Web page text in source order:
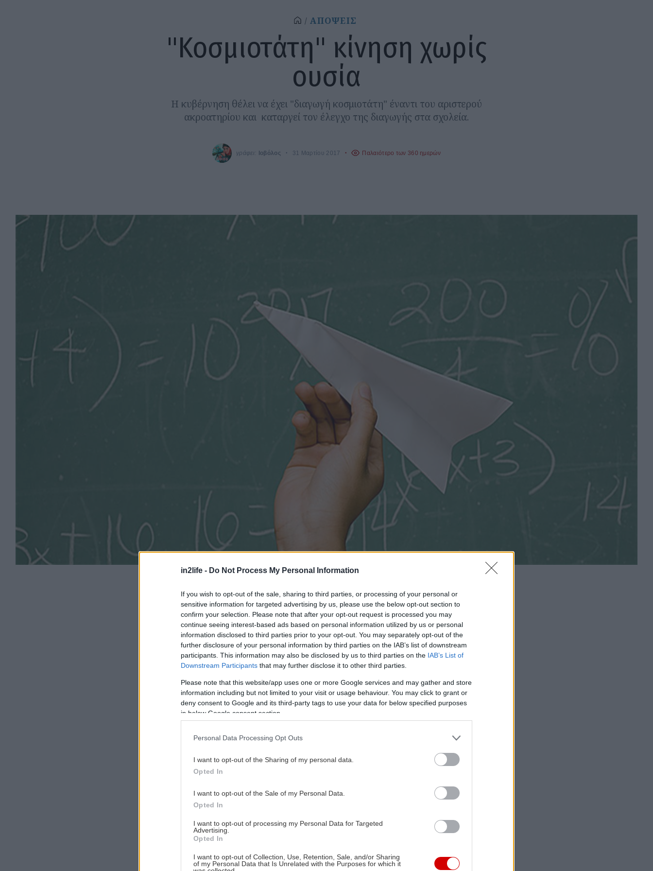
in2life - Do Not Process My Personal Information
If you wish to opt-out of the sale, sharing to third parties, or processing of your personal or
sensitive information for targeted advertising by us, please use the below opt-out section to
confirm your selection. Please note that after your opt-out request is processed you may
continue seeing interest-based ads based on personal information utilized by us or personal
information disclosed to third parties prior to your opt-out. You may separately opt-out of the
further disclosure of your personal information by third parties on the IAB’s list of downstream
participants. This information may also be disclosed by us to third parties on the IAB’s List of
Downstream Participants that may further disclose it to other third parties.
Please note that this website/app uses one or more Google services and may gather and store
information including but not limited to your visit or usage behaviour. You may click to grant or
deny consent to Google and its third-party tags to use your data for below specified purposes
in below Google consent section.
Personal Data Processing Opt Outs
I want to opt-out of the Sharing of my personal data.
Opted In
I want to opt-out of the Sale of my Personal Data.
Opted In
I want to opt-out of processing my Personal Data for Targeted
Advertising.
Opted In
I want to opt-out of Collection, Use, Retention, Sale, and/or Sharing
of my Personal Data that Is Unrelated with the Purposes for which it
ΑΠΟΨΕΙΣ
"Κοσμιοτάτη" κίνηση χωρίς
ουσία
Η κυβέρνηση θέλει να έχει "διαγωγή κοσμιοτάτη" έναντι του αριστερού
ακροατηρίου και καταργεί τον έλεγχο της διαγωγής στα σχολεία.
γράφει: Ιοβόλος 31 Μαρτίου 2017 Παλαιότερο των 360 ημερών